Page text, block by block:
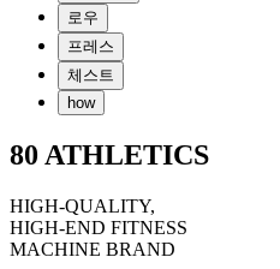
로우
프레스
체스트
how
80 ATHLETICS
HIGH-QUALITY,
HIGH-END FITNESS
MACHINE BRAND